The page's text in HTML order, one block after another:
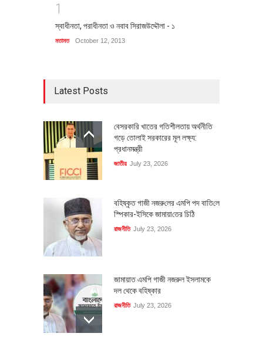
1
স্বাধীনতা, পরাধীনতা ও নবাব সিরাজউদ্দৌলা - ১
মতামত October 12, 2013
Latest Posts
বেসরকারি খাতের গতিশীলতায় অর্থনীতি
গড়ে তোলাই সরকারের মূল লক্ষ্য:
প্রধানমন্ত্রী
জাতীয় July 23, 2026
বহিষ্কৃত গাজী নজরু‌লের এম‌পি পদ বা‌তি‌লে
স্পিকার-ইসিকে জামায়া‌তের চি‌ঠি
রাজনীতি July 23, 2026
জামায়াত এমপি গাজী নজরুল ইসলামকে
দল থেকে বহিষ্কার
রাজনীতি July 23, 2026